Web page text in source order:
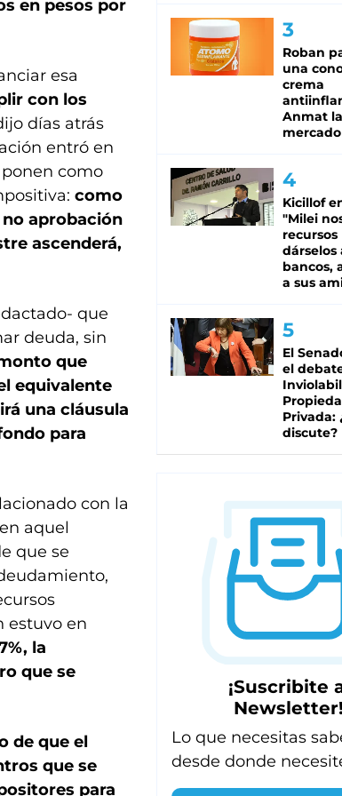
en pesos por
esa
con los
días atrás
entró en
como
como
aprobación
ascenderá,
que
deuda, sin
que
equivalente
una cláusula
para
con la
aquel
que se
estuvo en
la
que se
de que el
que se
para
Roban
una
crema
Anmat
mercado
Kicillof
"Milei
recursos
dárselos
bancos,
a sus
El
el
Privada:
discute?
¡Suscribite
Lo que necesitas
desde donde